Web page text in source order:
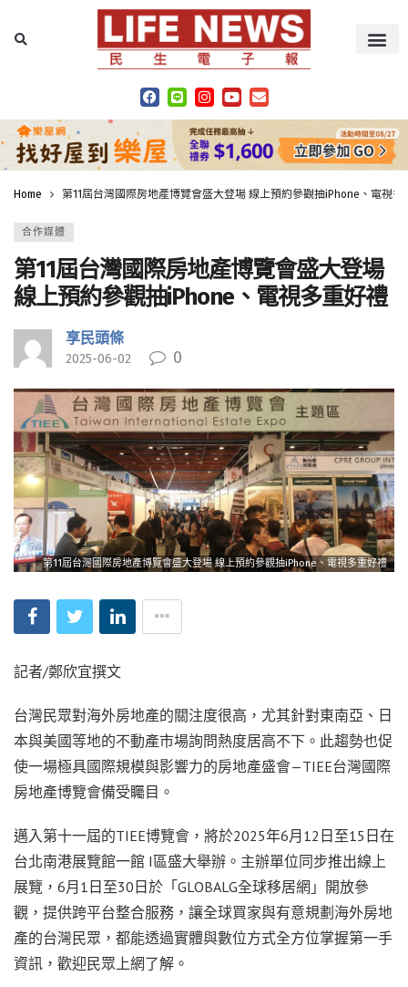
Home 第11屆台灣國際房地產博覽會盛大登場 線上預約參觀抽iPhone、電視多
合作媒體
第11屆台灣國際房地產博覽會盛大登場
線上預約參觀抽iPhone、電視多重好禮
享民頭條
2025-06-02 0
第11屆台灣國際房地產博覽會盛大登場 線上預約參觀抽iPhone、電視多重好禮
記者/鄭欣宜撰文
台灣民眾對海外房地產的關注度很高，尤其針對東南亞、日
本與美國等地的不動產市場詢問熱度居高不下。此趨勢也促
使一場極具國際規模與影響力的房地產盛會—TIEE台灣國際
房地產博覽會備受矚目。
邁入第十一屆的TIEE博覽會，將於2025年6月12日至15日在
台北南港展覽館一館 I區盛大舉辦。主辦單位同步推出線上
展覽，6月1日至30日於「GLOBALG全球移居網」開放參
觀，提供跨平台整合服務，讓全球買家與有意規劃海外房地
產的台灣民眾，都能透過實體與數位方式全方位掌握第一手
資訊，歡迎民眾上網了解。